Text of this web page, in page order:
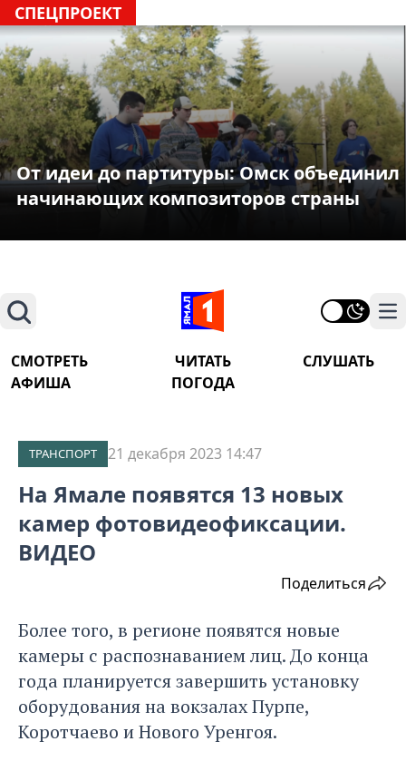
СПЕЦПРОЕКТ
От идеи до партитуры: Омск объединил
начинающих композиторов страны
Поиск
СМОТРЕТЬ ЧИТАТЬ
СЛУШАТЬ
АФИША
ПОГОДА
ТРАНСПОРТ 21 декабря 2023 14:47
На Ямале появятся 13 новых
камер фотовидеофиксации.
ВИДЕО
Поделиться
Более того, в регионе появятся новые
камеры с распознаванием лиц. До конца
года планируется завершить установку
оборудования на вокзалах Пурпе,
Коротчаево и Нового Уренгоя.